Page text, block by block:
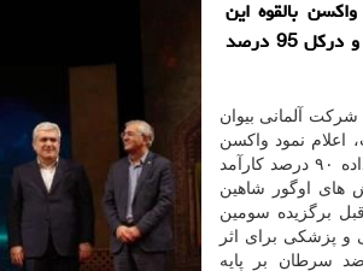
بالقوه این
شركت در افراد بالای 65سال بیش از 94 درصد و دركل 95 درصد
شرکت آلمانی بیوان
اعلام نمود واکسن
بالقوه ای که برای مقابله با ویروس کرونا توسعه داده ۹۰ درصد کارآمد
های اوگور شاهین
برگزیده سومین
پزشکی برای اثر
سرطان بر پایه